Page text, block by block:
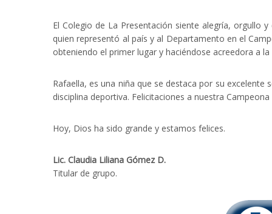
El Colegio de La Presentación siente alegría, orgullo
quien representó al país y al Departamento en el
obteniendo el primer lugar y haciéndose acreedora a
Rafaella, es una niña que se destaca por su
disciplina deportiva. Felicitaciones a nuestra
Hoy, Dios ha sido grande y estamos felices.
Lic. Claudia Liliana Gómez D.
Titular de grupo.